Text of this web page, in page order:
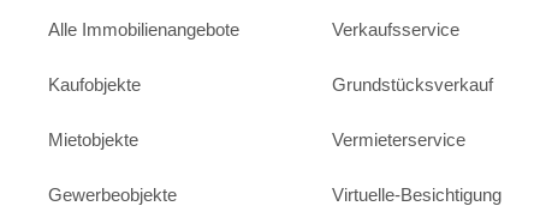
Alle Immobilienangebote
Kaufobjekte
Mietobjekte
Gewerbeobjekte
Verkaufsservice
Grundstücksverkauf
Vermieterservice
Virtuelle-Besichtigung